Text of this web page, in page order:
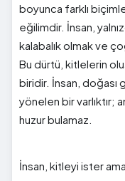
boyunca farklı
eğilimdir. İnsan,
kalabalık olmak ve
Bu dürtü, kitlelerin
biridir. İnsan, doğası
yönelen bir varlıktır;
huzur bulamaz.
İnsan, kitleyi ister